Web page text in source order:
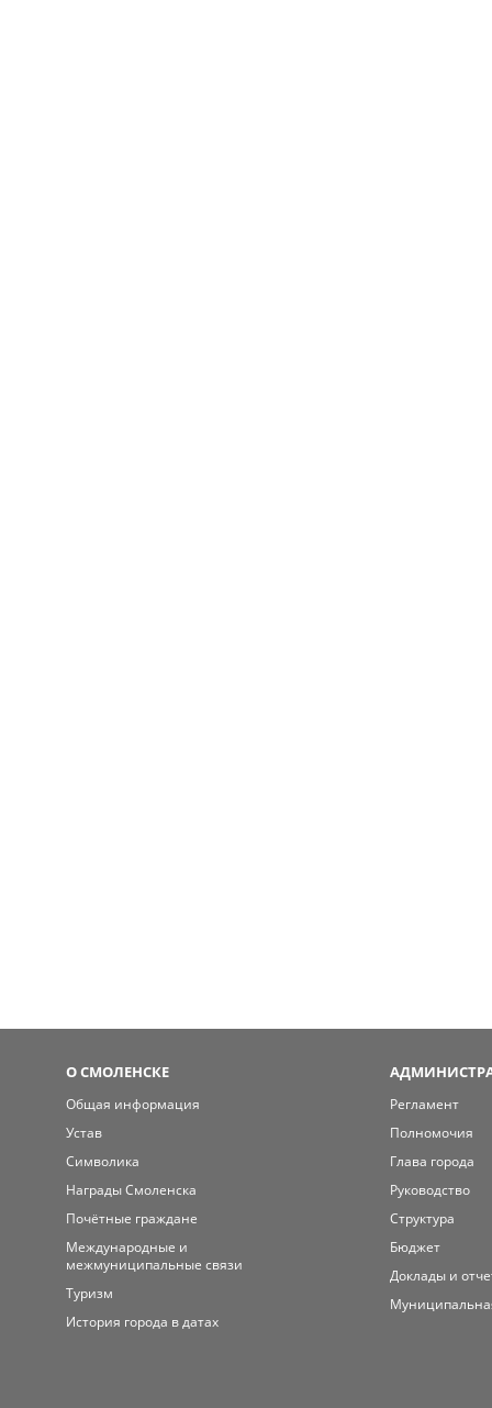
О СМОЛЕНСКЕ
Общая информация
Устав
Символика
Награды Смоленска
Почётные граждане
Международные и
межмуниципальные связи
Туризм
История города в датах
Регламент
Полномочия
Глава города
Руководство
Структура
Бюджет
Доклады и